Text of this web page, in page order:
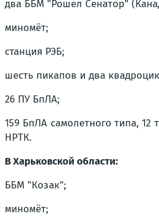
два ББМ "Рошел Сенатор"
миномёт;
станция РЭБ;
шесть пикапов и два
26 ПУ БпЛА;
159 БпЛА самолетного типа, 12
НРТК.
В Харьковской области:
ББМ "Козак";
миномёт;